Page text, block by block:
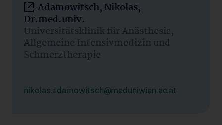
Adamowitsch, Nikolas,
Dr.med.univ.
Universitätsklinik für Anästhesie,
Allgemeine Intensivmedizin und
Schmerztherapie
nikolas.adamowitsch@meduniwien.ac.at